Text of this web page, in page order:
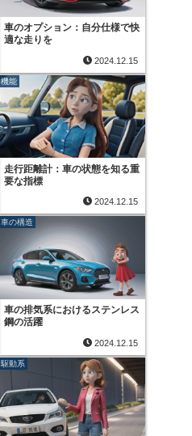
車のオプション：自分仕様で快
適な走りを
2024.12.15
機能
走行距離計：車の状態を知る重
要な指標
2024.12.15
車の構造
車の排気系におけるステンレス
鋼の活躍
2024.12.15
駆動系